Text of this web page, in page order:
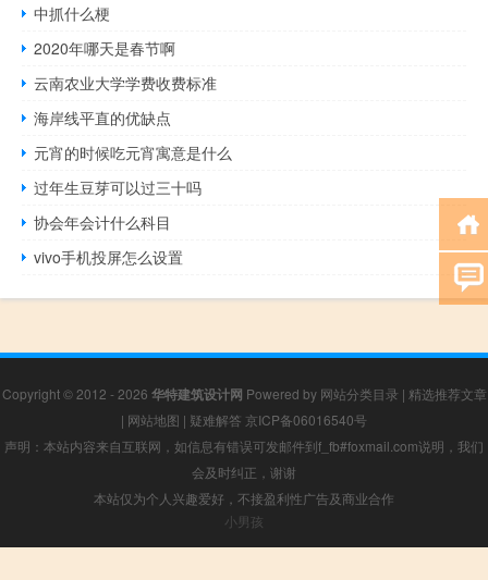
中抓什么梗
2020年哪天是春节啊
云南农业大学学费收费标准
海岸线平直的优缺点
元宵的时候吃元宵寓意是什么
过年生豆芽可以过三十吗
协会年会计什么科目
vivo手机投屏怎么设置
Copyright © 2012 - 2026 华特建筑设计网 Powered by 网站分类目录 | 精选推荐文章
| 网站地图 | 疑难解答 京ICP备06016540号
声明：本站内容来自互联网，如信息有错误可发邮件到f_fb#foxmail.com说明，我们
会及时纠正，谢谢
本站仅为个人兴趣爱好，不接盈利性广告及商业合作
小男孩